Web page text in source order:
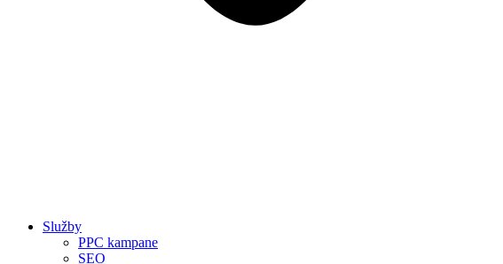
Služby
PPC kampane
SEO